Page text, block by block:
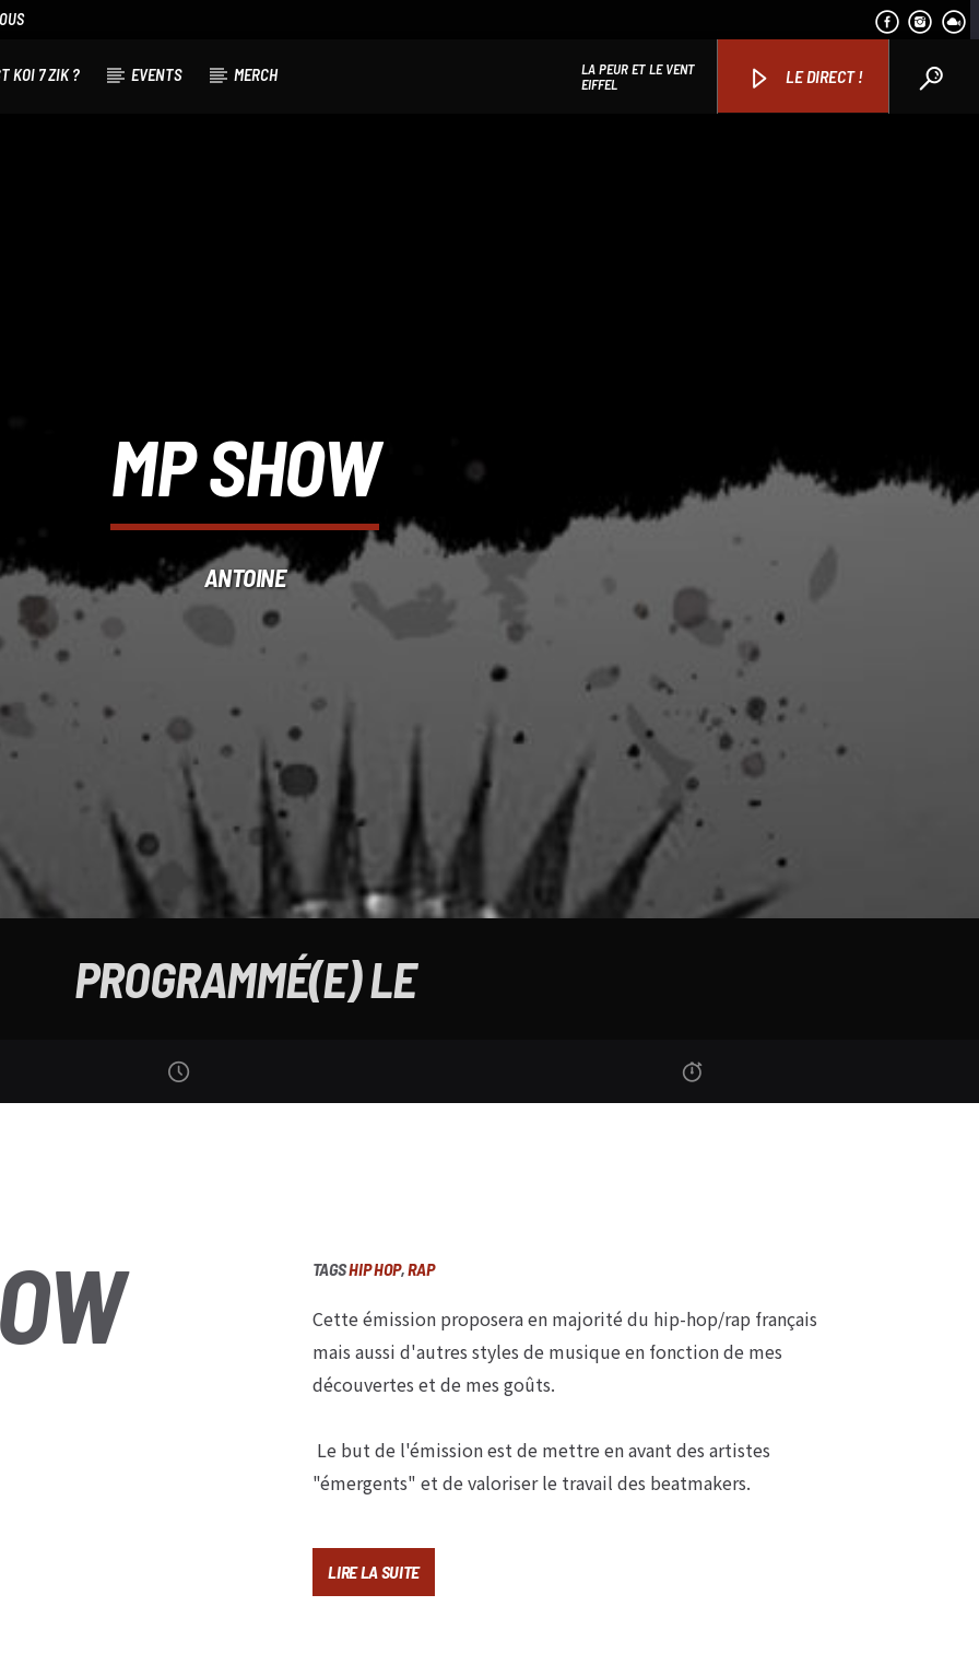
KOI 7 ZIK ? EVENTS MERCH LE DIRECT !
LA PEUR ET LE VENT
EIFFEL
MP SHOW
ANTOINE
PROGRAMMÉ(E) LE
TAGSHIP HOP,RAP
Cette émission proposera en majorité du hip-hop/rap français
mais aussi d'autres styles de musique en fonction de mes
découvertes et de mes goûts.
Le but de l'émission est de mettre en avant des artistes
"émergents" et de valoriser le travail des beatmakers.
LIRE LA SUITE